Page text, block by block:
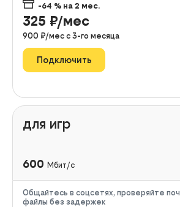
-64 % на 2 мес.
325 ₽/мес
900 ₽/мес с 3-го месяца
Подключить
для игр
600 Мбит/с
Общайтесь в соцсетях, проверяйте
файлы без задержек